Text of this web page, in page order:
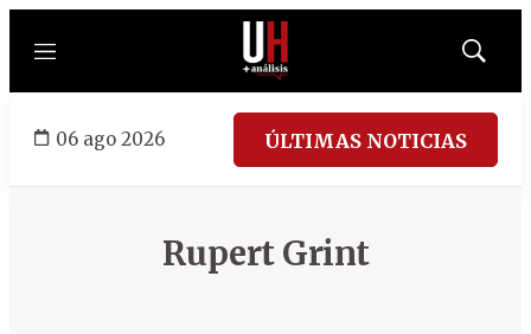
Menú
Mostrar
06 ago 2026 ÚLTIMAS NOTICIAS
Rupert Grint